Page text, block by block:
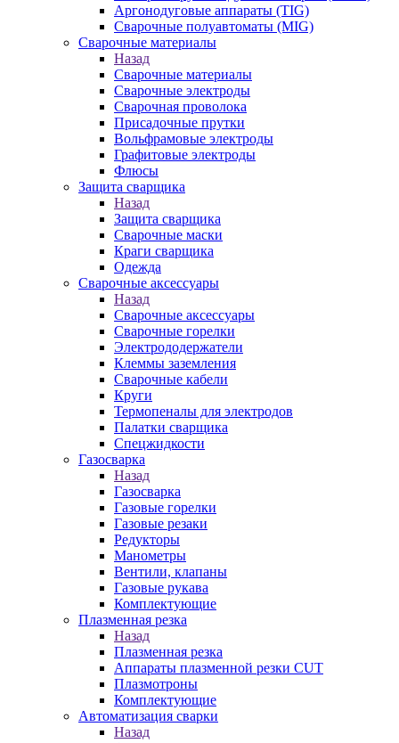
Аргонодуговые аппараты (TIG)
Сварочные полуавтоматы (MIG)
Сварочные материалы
Назад
Сварочные материалы
Сварочные электроды
Сварочная проволока
Присадочные прутки
Вольфрамовые электроды
Графитовые электроды
Флюсы
Защита сварщика
Назад
Защита сварщика
Сварочные маски
Краги сварщика
Одежда
Сварочные аксессуары
Назад
Сварочные аксессуары
Сварочные горелки
Электрододержатели
Клеммы заземления
Сварочные кабели
Круги
Термопеналы для электродов
Палатки сварщика
Спецжидкости
Газосварка
Назад
Газосварка
Газовые горелки
Газовые резаки
Редукторы
Манометры
Вентили, клапаны
Газовые рукава
Комплектующие
Плазменная резка
Назад
Плазменная резка
Аппараты плазменной резки CUT
Плазмотроны
Комплектующие
Автоматизация сварки
Назад